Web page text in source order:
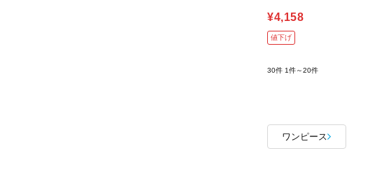
¥4,158
値下げ
30件 1件～20件
ワンピース